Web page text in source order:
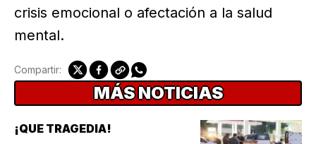
crisis emocional o afectación a la salud
mental.
Compartir:
MÁS NOTICIAS
¡QUE TRAGEDIA!